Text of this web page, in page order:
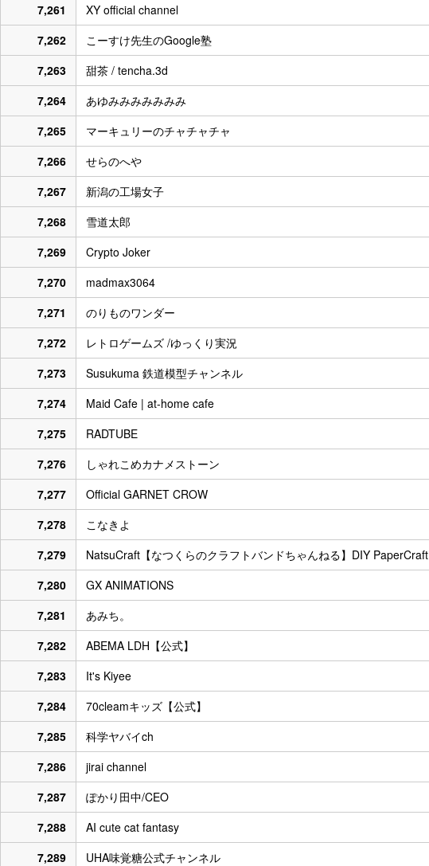
7,261
XY official channel
7,262
こーすけ先生のGoogle塾
7,263
甜茶 / tencha.3d
7,264
あゆみみみみみみみ
7,265
マーキュリーのチャチャチャ
7,266
せらのへや
7,267
新潟の工場女子
7,268
雪道太郎
7,269
Crypto Joker
7,270
madmax3064
7,271
のりものワンダー
7,272
レトロゲームズ /ゆっくり実況
7,273
Susukuma 鉄道模型チャンネル
7,274
Maid Cafe | at-home cafe
7,275
RADTUBE
7,276
しゃれこめカナメストーン
7,277
Official GARNET CROW
7,278
こなきよ
7,279
NatsuCraft【なつくらのクラフトバンドちゃんねる】DIY PaperCraft
7,280
GX ANIMATIONS
7,281
あみち。
7,282
ABEMA LDH【公式】
7,283
It's Kiyee
7,284
70cleamキッズ【公式】
7,285
科学ヤバイch
7,286
jirai channel
7,287
ぽかり田中/CEO
7,288
AI cute cat fantasy
7,289
UHA味覚糖公式チャンネル